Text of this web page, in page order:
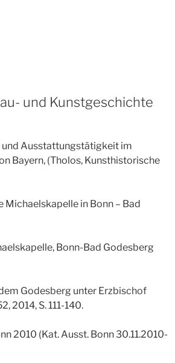
und Kunstgeschichte
und Ausstattungstätigkeit im
Bayern, (Tholos, Kunsthistorische
Michaelskapelle in Bonn – Bad
Bonn-Bad Godesberg
Godesberg unter Erzbischof
2014, S. 111-140.
2010 (Kat. Ausst. Bonn 30.11.2010-